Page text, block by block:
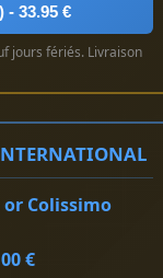
- 33.95 €
jours fériés. Livraison
or Colissimo
€